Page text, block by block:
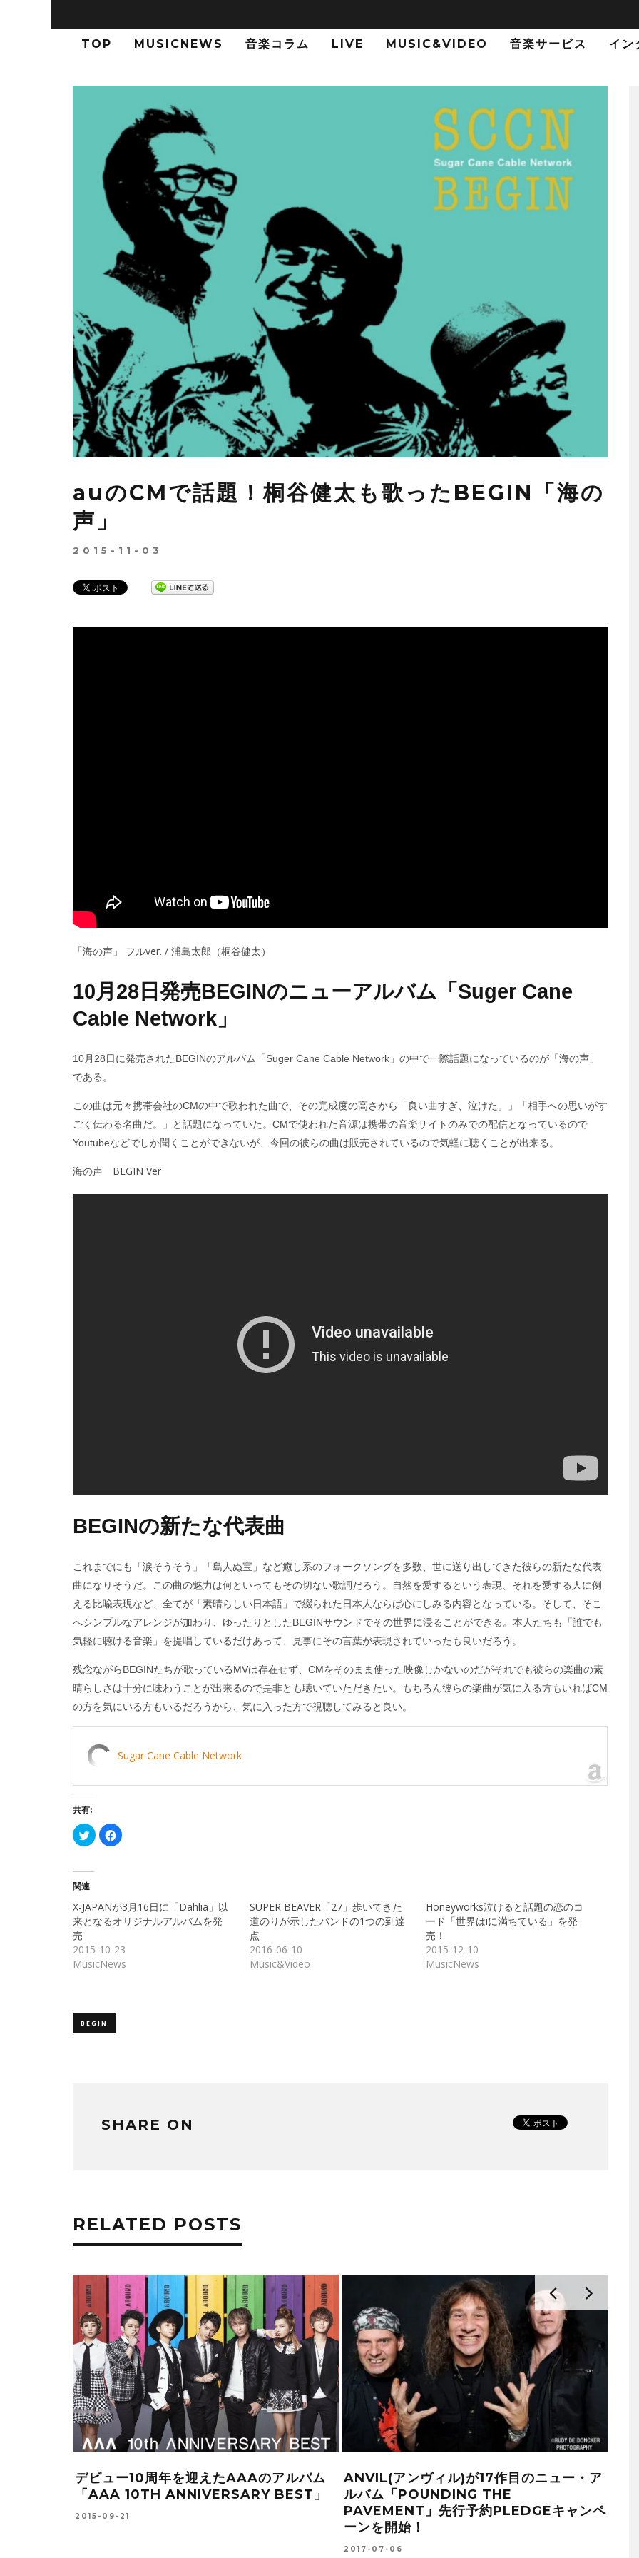
TOP MUSICNEWS 音楽コラム LIVE MUSIC&VIDEO 音楽サービス イン
auのCMで話題！桐谷健太も歌ったBEGIN「海の
声」
2015-11-03
「海の声」 フルver. / 浦島太郎（桐谷健太）
10月28日発売BEGINのニューアルバム「Suger Cane
Cable Network」
10月28日に発売されたBEGINのアルバム「Suger Cane Cable Network」の中で一際話題になっているのが「海の声」
である。
この曲は元々携帯会社のCMの中で歌われた曲で、その完成度の高さから「良い曲すぎ、泣けた。」「相手への思いがす
ごく伝わる名曲だ。」と話題になっていた。CMで使われた音源は携帯の音楽サイトのみでの配信となっているので
Youtubeなどでしか聞くことができないが、今回の彼らの曲は販売されているので気軽に聴くことが出来る。
海の声 BEGIN Ver
BEGINの新たな代表曲
これまでにも「涙そうそう」「島人ぬ宝」など癒し系のフォークソングを多数、世に送り出してきた彼らの新たな代表
曲になりそうだ。この曲の魅力は何といってもその切ない歌詞だろう。自然を愛するという表現、それを愛する人に例
える比喩表現など、全てが「素晴らしい日本語」で綴られた日本人ならば心にしみる内容となっている。そして、そこ
へシンプルなアレンジが加わり、ゆったりとしたBEGINサウンドでその世界に浸ることができる。本人たちも「誰でも
気軽に聴ける音楽」を提唱しているだけあって、見事にその言葉が表現されていったも良いだろう。
残念ながらBEGINたちが歌っているMVは存在せず、CMをそのまま使った映像しかないのだがそれでも彼らの楽曲の素
晴らしさは十分に味わうことが出来るので是非とも聴いていただきたい。もちろん彼らの楽曲が気に入る方もいればCM
の方を気にいる方もいるだろうから、気に入った方で視聴してみると良い。
Sugar Cane Cable Network
共有:
ク
リ
て
共
有
(新
し
ウ
ィ
ン
ド
ま
す)
Facebook
で
ク
リ
ッ
ク
て
く
だ
さ
関連
X-JAPANが3月16日に「Dahlia」以
来となるオリジナルアルバムを発
売
2015-10-23
MusicNews
SUPER BEAVER「27」歩いてきた
道のりが示したバンドの1つの到達
点
2016-06-10
Music&Video
Honeyworks泣けると話題の恋のコ
ード「世界はiに満ちている」を発
売！
2015-12-10
MusicNews
BEGIN
SHARE ON
RELATED POSTS
デビュー10周年を迎えたAAAのアルバム
「AAA 10TH ANNIVERSARY BEST」
2015-09-21
ANVIL(アンヴィル)が17作目のニュー・ア
ルバム「POUNDING THE
PAVEMENT」先行予約PLEDGEキャンペ
ーンを開始！
2017-07-06